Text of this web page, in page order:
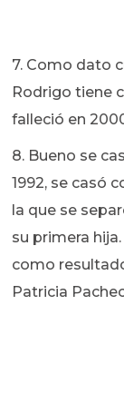
7. Como dato
Rodrigo tiene
falleció en
8. Bueno se
1992, se casó
la que se
su primera
como
Patricia